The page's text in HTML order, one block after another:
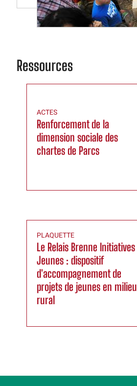
Ressources
ACTES
Renforcement de la
dimension sociale des
chartes de Parcs
PLAQUETTE
Le Relais Brenne Initiatives
Jeunes : dispositif
d'accompagnement de
projets de jeunes en milieu
rural